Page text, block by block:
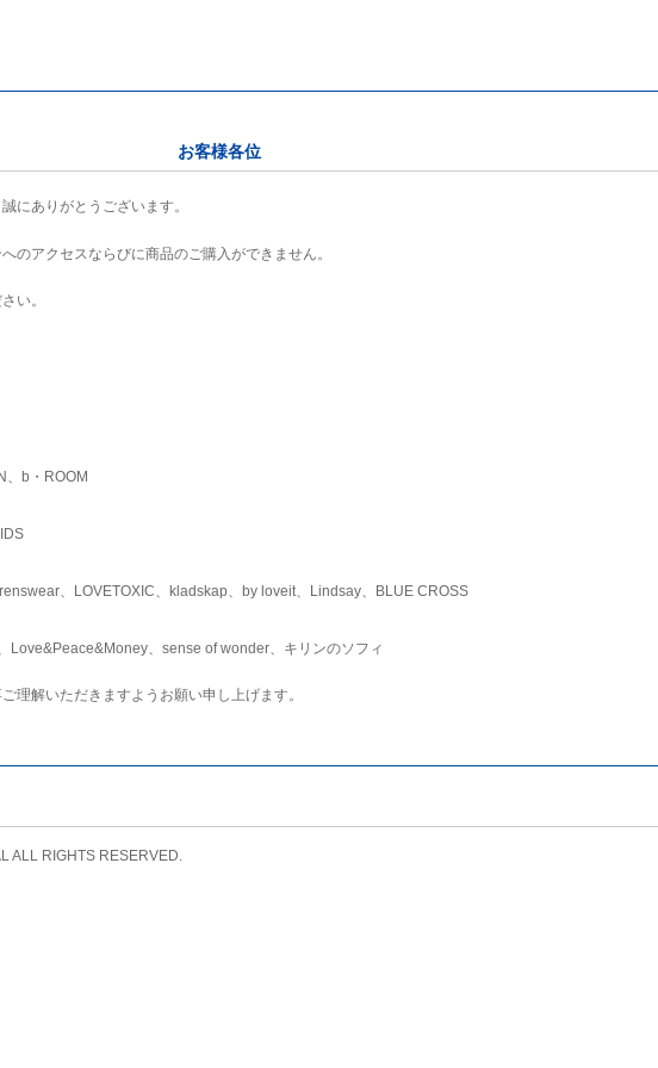
お客様各位
にありがとうございます。
のアクセスならびに商品のご購入ができません。
い。
、b・ROOM
、LOVETOXIC、kladskap、by loveit、Lindsay、BLUE CROSS
Love&Peace&Money、sense of wonder、キリンのソフィ
理解いただきますようお願い申し上げます。